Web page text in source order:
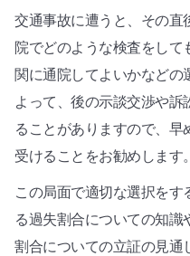
交通事故に遭うと、その直
院でどのような検査をし
関に通院してよいかなどの
よって、後の示談交渉や訴
ることがありますので、
受けることをお勧めします。
この局面で適切な選択を
る過失割合についての知
割合についての立証の見通